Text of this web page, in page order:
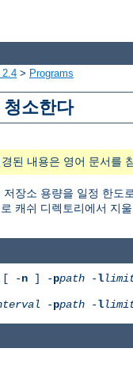
2.4 > Programs
소한다
된 내용은 영어 문서를
저장소 용량을 일정 한도
캐쉬 디렉토리에서 지
-n ] -ppath -l
-ppath -l